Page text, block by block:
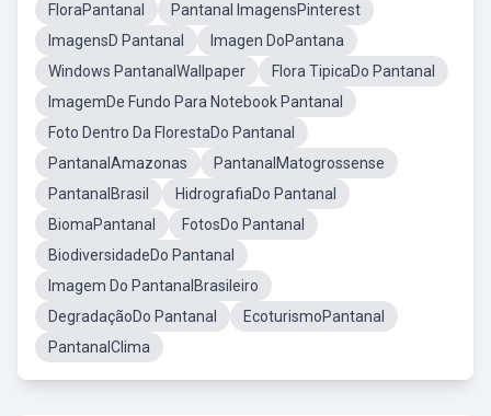
FloraPantanal
Pantanal ImagensPinterest
ImagensD Pantanal
Imagen DoPantana
Windows PantanalWallpaper
Flora TipicaDo Pantanal
ImagemDe Fundo Para Notebook Pantanal
Foto Dentro Da FlorestaDo Pantanal
PantanalAmazonas
PantanalMatogrossense
PantanalBrasil
HidrografiaDo Pantanal
BiomaPantanal
FotosDo Pantanal
BiodiversidadeDo Pantanal
Imagem Do PantanalBrasileiro
DegradaçãoDo Pantanal
EcoturismoPantanal
PantanalClima